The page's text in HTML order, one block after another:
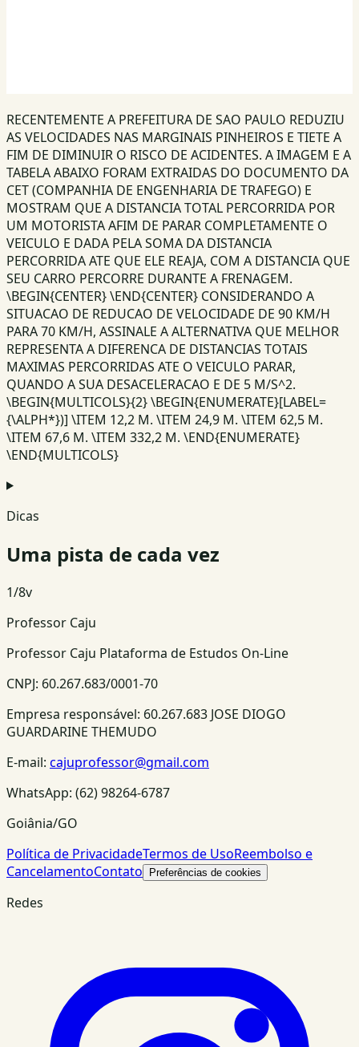
RECENTEMENTE A PREFEITURA DE SAO PAULO REDUZIU
AS VELOCIDADES NAS MARGINAIS PINHEIROS E TIETE A
FIM DE DIMINUIR O RISCO DE ACIDENTES. A IMAGEM E A
TABELA ABAIXO FORAM EXTRAIDAS DO DOCUMENTO DA
CET (COMPANHIA DE ENGENHARIA DE TRAFEGO) E
MOSTRAM QUE A DISTANCIA TOTAL PERCORRIDA POR
UM MOTORISTA AFIM DE PARAR COMPLETAMENTE O
VEICULO E DADA PELA SOMA DA DISTANCIA
PERCORRIDA ATE QUE ELE REAJA, COM A DISTANCIA QUE
SEU CARRO PERCORRE DURANTE A FRENAGEM.
\BEGIN{CENTER} \END{CENTER} CONSIDERANDO A
SITUACAO DE REDUCAO DE VELOCIDADE DE 90 KM/H
PARA 70 KM/H, ASSINALE A ALTERNATIVA QUE MELHOR
REPRESENTA A DIFERENCA DE DISTANCIAS TOTAIS
MAXIMAS PERCORRIDAS ATE O VEICULO PARAR,
QUANDO A SUA DESACELERACAO E DE 5 M/S^2.
\BEGIN{MULTICOLS}{2} \BEGIN{ENUMERATE}[LABEL=
{\ALPH*})] \ITEM 12,2 M. \ITEM 24,9 M. \ITEM 62,5 M.
\ITEM 67,6 M. \ITEM 332,2 M. \END{ENUMERATE}
\END{MULTICOLS}
Dicas
Uma pista de cada vez
1/8v
Professor Caju
Professor Caju Plataforma de Estudos On-Line
CNPJ: 60.267.683/0001-70
Empresa responsável: 60.267.683 JOSE DIOGO
GUARDARINE THEMUDO
E-mail: cajuprofessor@gmail.com
WhatsApp: (62) 98264-6787
Goiânia/GO
Política de PrivacidadeTermos de UsoReembolso e
CancelamentoContato Preferências de cookies
Redes